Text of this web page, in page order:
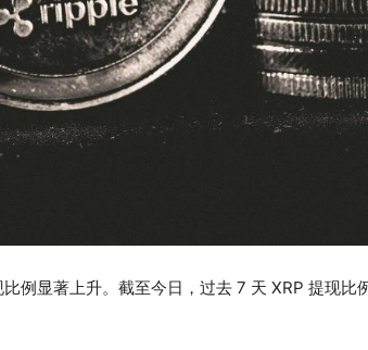
例显著上升。截至今日，过去 7 天 XRP 提现比